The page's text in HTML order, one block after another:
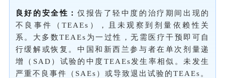
良好的安全性： 仅报告了轻中度的治疗期间出现的
不良事件（TEAEs），且未观察到剂量依赖性关
系。大多数TEAEs为一过性，无需医疗干预即可自
行缓解或恢复。中国和新西兰参与者在单次剂量递
增（SAD）试验的中度TEAEs发生率相似。未发生
严重不良事件（SAEs）或导致退出试验的TEAEs。